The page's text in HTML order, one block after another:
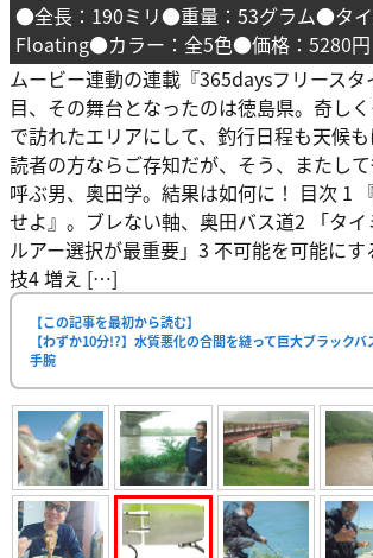
●全長：190ミリ●重量：53グラム●タ
Floating●カラー：全5色●価格：5280円
ムービー連動の連載『365daysフリース
目、その舞台となったのは徳島県。奇し
で訪れたエリアにして、釣行日程も天候
読者の方ならご存知だが、そう、またし
呼ぶ男、奥田学。結果は如何に！ 目次 1
せよ』。ブレない軸、奥田バス道2 「タ
ルアー選択が最重要」3 不可能を可能に
技4 増え […]
【この記事を最初から読む】
【わずか10分!?】水質悪化の合間を縫って巨大ブラック
手腕